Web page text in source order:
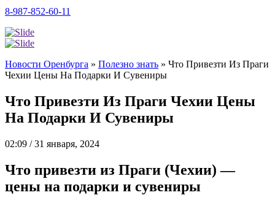
8-987-852-60-11
Новости Оренбурга » Полезно знать » Что Привезти Из Праги
Чехии Цены На Подарки И Сувениры
Что Привезти Из Праги Чехии Цены
На Подарки И Сувениры
02:09 / 31 января, 2024
Что привезти из Праги (Чехии) —
цены на подарки и сувениры